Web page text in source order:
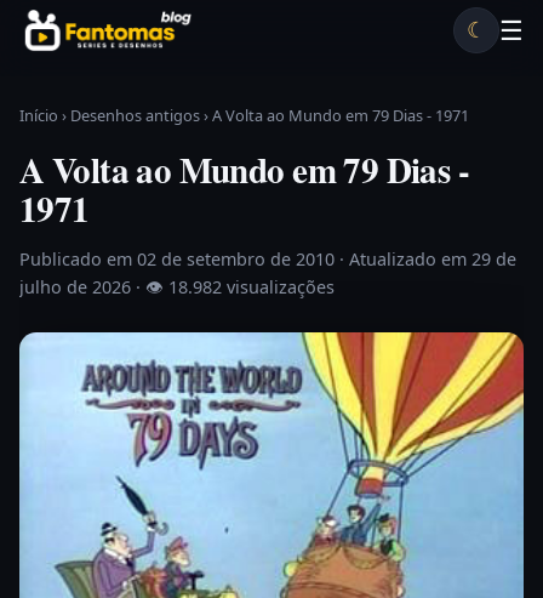
Pular para o conteúdo
☰
☾
Início › Desenhos antigos›A Volta ao Mundo em 79 Dias - 1971
A Volta ao Mundo em 79 Dias -
1971
Publicado em 02 de setembro de 2010 · Atualizado em 29 de
julho de 2026 · 👁 18.982 visualizações